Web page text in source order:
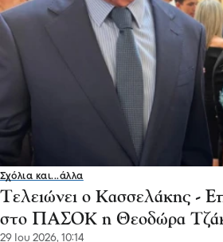
Σχόλια και...άλλα
Τελειώνει ο Κασσελάκης -
στο ΠΑΣΟΚ η Θεοδώρα
29 Ιου 2026, 10:14